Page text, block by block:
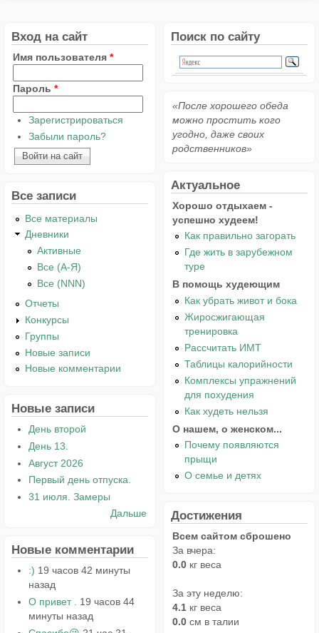
Вход на сайт
Имя пользователя *
Пароль *
Зарегистрироваться
Забыли пароль?
Все записи
Все материалы
Дневники
Активные
Все (А-Я)
Все (NNN)
Отчеты
Конкурсы
Группы
Новые записи
Новые комментарии
Новые записи
День второй
День 13.
Август 2026
Первый день отпуска.
31 июля. Замеры
Дальше
Новые комментарии
:) 19 часов 42 минуты
назад
О привет .
19 часов 44
минуты назад
Поиск по сайту
«После хорошего обеда
можно простить кого
угодно, даже своих
родственников»
Актуальное
Хорошо отдыхаем -
успешно худеем!
Как правильно загорать
Где жить в зарубежном
туре
В помощь худеющим
Как убрать живот и бока
Жиросжигающая
тренировка
Рассчитать ИМТ
Таблицы калорийности
Комплексы упражнений
для похудения
Как худеть нельзя
О нашем, о женском...
Почему появляются
прыщи
О семье и детях
Достижения
Всем сайтом сброшено
За вчера:
0.0 кг веса
За эту неделю:
4.1 кг веса
0.0 см в талии